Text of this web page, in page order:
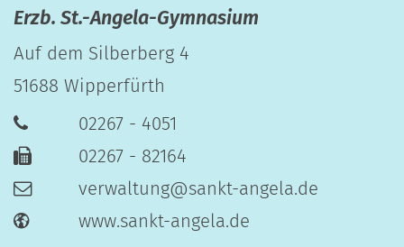
Erzb. St.-Angela-Gymnasium
Auf dem Silberberg 4
51688 Wipperfürth
02267 - 4051
02267 - 82164
verwaltung@sankt-angela.de
www.sankt-angela.de